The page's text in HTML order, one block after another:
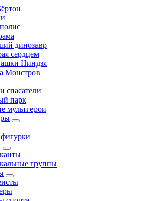
динозавр
сердцем
Ниндзя
Монстров
спасатели
парк
мультгерои
группы